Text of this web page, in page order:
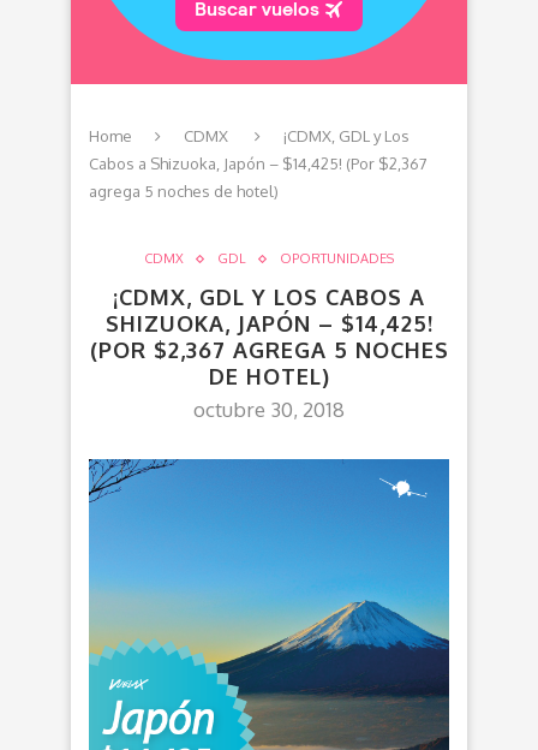
Home CDMX
¡CDMX, GDL y Los
Cabos a Shizuoka, Japón – $14,425! (Por $2,367
agrega 5 noches de hotel)
CDMX GDL OPORTUNIDADES
¡CDMX, GDL Y LOS CABOS A
SHIZUOKA, JAPÓN – $14,425!
(POR $2,367 AGREGA 5 NOCHES
DE HOTEL)
octubre 30, 2018